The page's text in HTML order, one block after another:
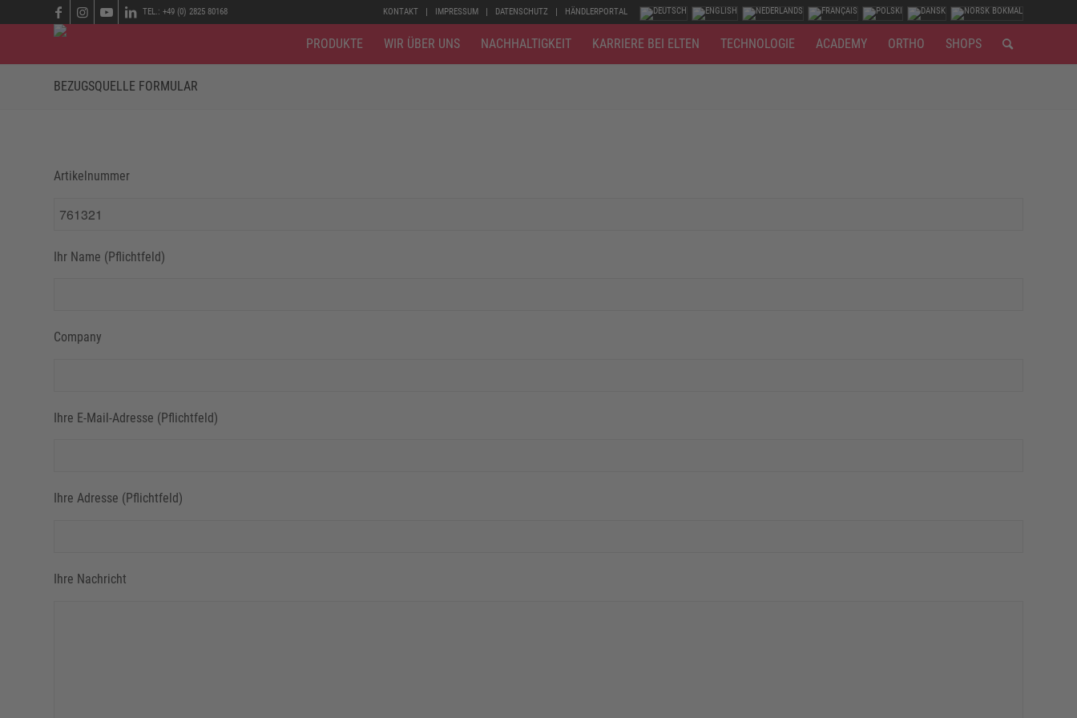
KONTAKT IMPRESSUM DATENSCHUTZ HÄNDLERPORTAL
TEL.: +49 (0) 2825 80168
PRODUKTE WIR ÜBER UNS NACHHALTIGKEIT KARRIERE BEI ELTEN TECHNOLOGIE ACADEMY ORTHO SHOPS
BEZUGSQUELLE FORMULAR
Artikelnummer
Ihr Name (Pflichtfeld)
Company
Ihre E-Mail-Adresse (Pflichtfeld)
Ihre Adresse (Pflichtfeld)
Ihre Nachricht